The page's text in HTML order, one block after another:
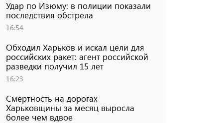
Удар по Изюму: в полиции показали
последствия обстрела
16:54
Обходил Харьков и искал цели для
российских ракет: агент российской
разведки получил 15 лет
16:23
Смертность на дорогах
Харьковщины за месяц выросла
более чем вдвое